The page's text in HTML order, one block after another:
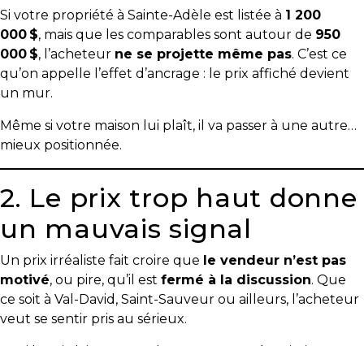
Si votre propriété à Sainte-Adèle est listée à 1 200
000 $, mais que les comparables sont autour de 950
000 $, l’acheteur ne se projette même pas. C’est ce
qu’on appelle l’effet d’ancrage : le prix affiché devient
un mur.
Même si votre maison lui plaît, il va passer à une autre…
mieux positionnée.
2. Le prix trop haut donne
un mauvais signal
Un prix irréaliste fait croire que le vendeur n’est pas
motivé, ou pire, qu’il est fermé à la discussion. Que
ce soit à Val-David, Saint-Sauveur ou ailleurs, l’acheteur
veut se sentir pris au sérieux.